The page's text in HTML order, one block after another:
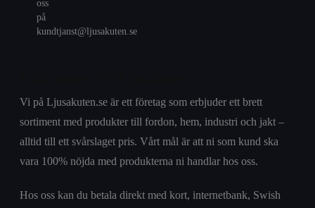
Vi på Ljusakuten.se är ett företag som erbjuder ett brett
sortiment med produkter till fordon, hem, industri och jakt –
alltid till ett svårslaget pris. Vårt mål är att ni som kund ska
vara 100% nöjda med produkterna ni handlar hos oss.
Hos oss kan du betala direkt med kort, internetbank, Swish